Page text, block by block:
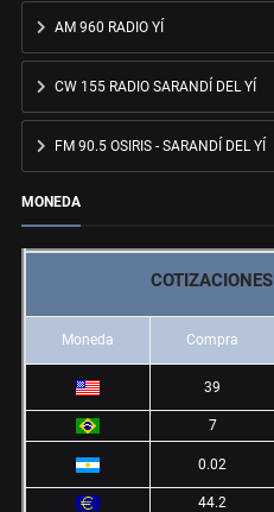
AM 960 RADIO YÍ
CW 155 RADIO SARANDÍ DEL YÍ
FM 90.5 OSIRIS - SARANDÍ DEL YÍ
MONEDA
COTIZACIONES
Moneda Compra
39
7
0.02
44.2